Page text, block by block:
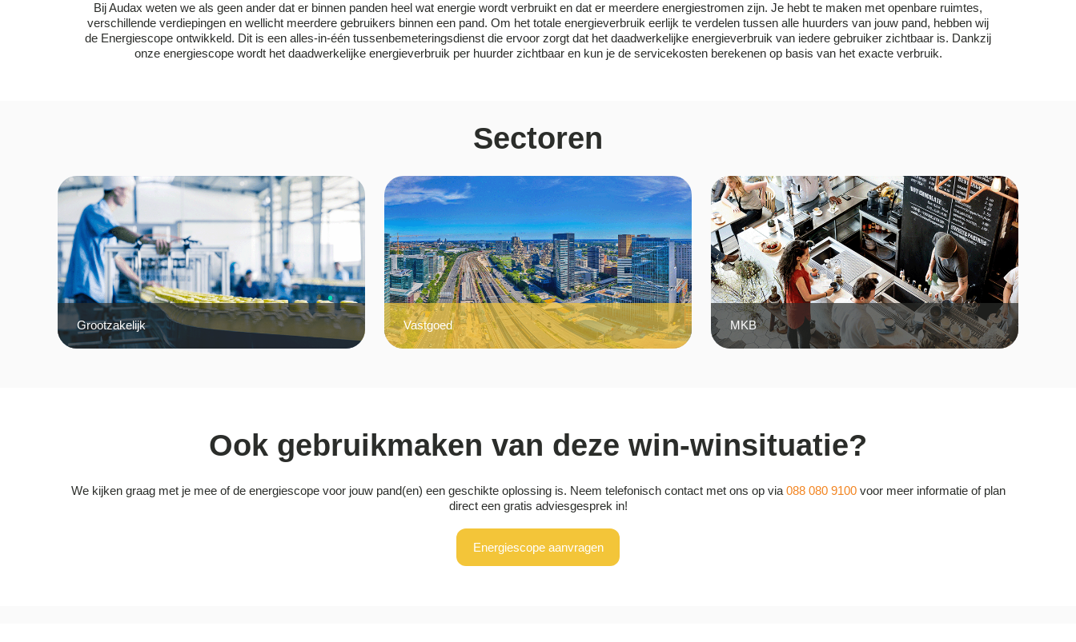
Bij Audax weten we als geen ander dat er binnen panden heel wat energie wordt verbruikt en dat er meerdere energiestromen zijn. Je hebt te maken met openbare ruimtes,
verschillende verdiepingen en wellicht meerdere gebruikers binnen een pand. Om het totale energieverbruik eerlijk te verdelen tussen alle huurders van jouw pand, hebben wij
de Energiescope ontwikkeld. Dit is een alles-in-één tussenbemeteringsdienst die ervoor zorgt dat het daadwerkelijke energieverbruik van iedere gebruiker zichtbaar is. Dankzij
onze energiescope wordt het daadwerkelijke energieverbruik per huurder zichtbaar en kun je de servicekosten berekenen op basis van het exacte verbruik.
Sectoren
Grootzakelijk Vastgoed MKB
Ook gebruikmaken van deze win-winsituatie?
We kijken graag met je mee of de energiescope voor jouw pand(en) een geschikte oplossing is. Neem telefonisch contact met ons op via 088 080 9100voor meer informatie of plan
direct een gratis adviesgesprek in!
Energiescope aanvragen